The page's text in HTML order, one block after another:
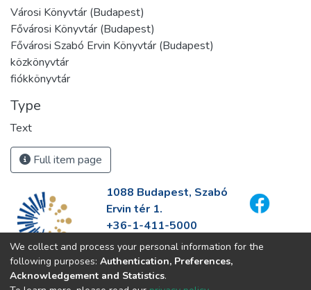
Városi Könyvtár (Budapest)
Fővárosi Könyvtár (Budapest)
Fővárosi Szabó Ervin Könyvtár (Budapest)
közkönyvtár
fiókkönyvtár
Type
Text
Full item page
1088 Budapest, Szabó
Ervin tér 1.
+36-1-411-5000
info@fszek.hu
https://fszek.hu
We collect and process your personal information for the
following purposes: Authentication, Preferences,
Acknowledgement and Statistics.